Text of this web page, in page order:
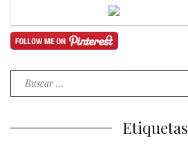
Buscar
Etiquetas